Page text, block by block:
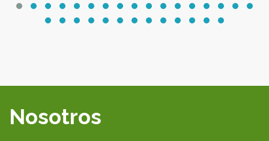
Nosotros